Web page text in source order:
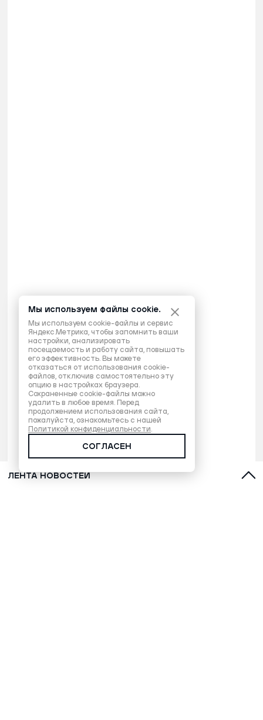
ЛЕНТА НОВОСТЕЙ
Мы используем файлы cookie.
Мы используем cookie-файлы и сервис
Яндекс.Метрика, чтобы запомнить ваши
настройки, анализировать
посещаемость и работу сайта, повышать
его эффективность. Вы можете
отказаться от использования cookie-
файлов, отключив самостоятельно эту
опцию в настройках браузера.
Сохраненные cookie-файлы можно
удалить в любое время. Перед
продолжением использования сайта,
пожалуйста, ознакомьтесь с нашей
Политикой конфиденциальности.
СОГЛАСЕН